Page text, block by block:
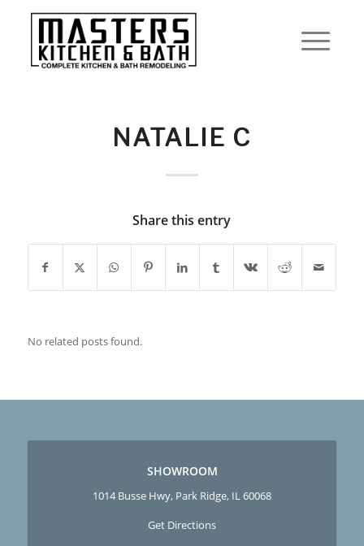
NATALIE C
Share this entry
No related posts found.
SHOWROOM
1014 Busse Hwy, Park Ridge, IL 60068
Get Directions